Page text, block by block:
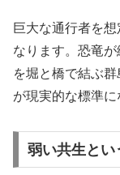
巨大な通行者を
なります。恐竜
を堀と橋で結ぶ
が現実的な標準に
弱い共生とい